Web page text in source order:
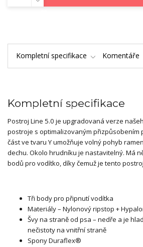
Kompletní specifikace Komentáře
Kompletní specifikace
Postroj Line 5.0 je upgradovaná verze
postroje s optimalizovaným přizpůsobením
část ve tvaru Y umožňuje volný pohyb
dechu. Okolo hrudníku je nastavitelný. Má
bodů pro vodítko, díky čemuž je tento
Tři body pro připnutí vodítka
Materiály – Nylonový ripstop +
Švy na straně od psa – nedře a je
nečistoty na vnitřní straně
Spony Duraflex®